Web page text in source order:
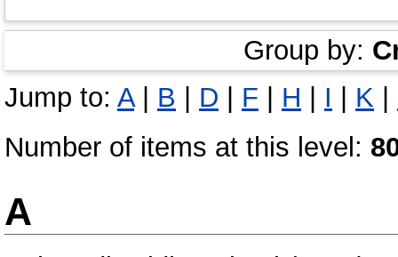
Group by:
Jump to: A| B | D | F | H | I | K |
Number of items at this level:
A